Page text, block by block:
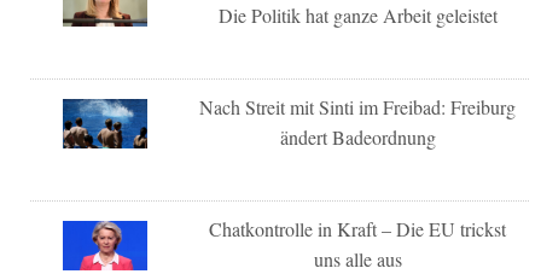
Die Politik hat ganze Arbeit geleistet
Nach Streit mit Sinti im Freibad: Freiburg
ändert Badeordnung
Chatkontrolle in Kraft – Die EU trickst
uns alle aus